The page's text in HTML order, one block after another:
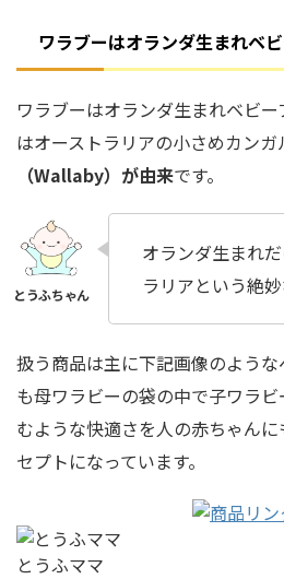
ワラブーはオランダ生まれベ
ワラブーはオランダ生まれベビ
はオーストラリアの小さめカンガ
（Wallaby）が由来です。
オランダ生まれ
ラリアという絶
扱う商品は主に下記画像のよう
も母ワラビーの袋の中で子ワラ
むような快適さを人の赤ちゃん
セプトになっています。
とうふママ